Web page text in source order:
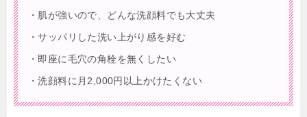
・肌が強いので、どんな洗顔料でも大丈夫
・サッパリした洗い上がり感を好む
・即座に毛穴の角栓を無くしたい
・洗顔料に月2,000円以上かけたくない